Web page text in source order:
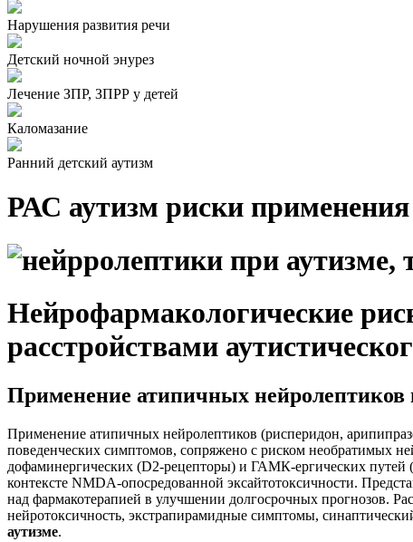
Нарушения развития речи
Детский ночной энурез
Лечение ЗПР, ЗПРР у детей
Каломазание
Ранний детский аутизм
РАС аутизм риски применения
Нейрофармакологические
расстройствами
Применение атипичных нейролептиков
Применение атипичных нейролептиков (рисперидон,
поведенческих симптомов, сопряжено с риском необратимых
дофаминергических (D2-рецепторы) и ГАМК-ергических путей
контексте NMDA-опосредованной эксайтотоксичности.
над фармакотерапией в улучшении долгосрочных прогнозов.
нейротоксичность, экстрапирамидные симптомы,
аутизме.